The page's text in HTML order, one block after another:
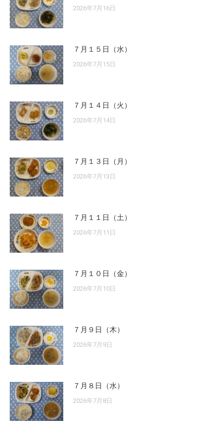
2026年7月16日
７月１５日（水）
2026年7月15日
７月１４日（火）
2026年7月14日
７月１３日（月）
2026年7月13日
７月１１日（土）
2026年7月11日
７月１０日（金）
2026年7月10日
７月９日（木）
2026年7月9日
７月８日（水）
2026年7月8日